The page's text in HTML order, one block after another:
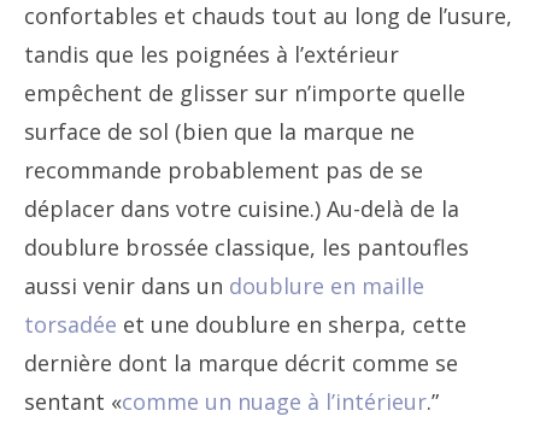
confortables et chauds tout au long de l’usure,
tandis que les poignées à l’extérieur
empêchent de glisser sur n’importe quelle
surface de sol (bien que la marque ne
recommande probablement pas de se
déplacer dans votre cuisine.) Au-delà de la
doublure brossée classique, les pantoufles
aussi venir dans un doublure en maille
torsadée et une doublure en sherpa, cette
dernière dont la marque décrit comme se
sentant «comme un nuage à l’intérieur.”